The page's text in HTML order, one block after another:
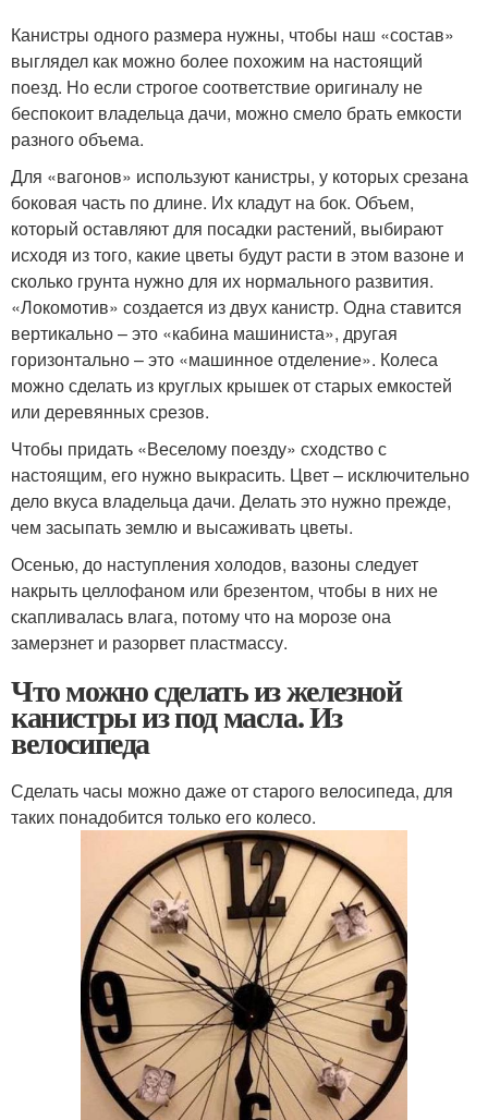
Канистры одного размера нужны, чтобы наш «состав»
выглядел как можно более похожим на настоящий
поезд. Но если строгое соответствие оригиналу не
беспокоит владельца дачи, можно смело брать емкости
разного объема.
Для «вагонов» используют канистры, у которых срезана
боковая часть по длине. Их кладут на бок. Объем,
который оставляют для посадки растений, выбирают
исходя из того, какие цветы будут расти в этом вазоне и
сколько грунта нужно для их нормального развития.
«Локомотив» создается из двух канистр. Одна ставится
вертикально – это «кабина машиниста», другая
горизонтально – это «машинное отделение». Колеса
можно сделать из круглых крышек от старых емкостей
или деревянных срезов.
Чтобы придать «Веселому поезду» сходство с
настоящим, его нужно выкрасить. Цвет – исключительно
дело вкуса владельца дачи. Делать это нужно прежде,
чем засыпать землю и высаживать цветы.
Осенью, до наступления холодов, вазоны следует
накрыть целлофаном или брезентом, чтобы в них не
скапливалась влага, потому что на морозе она
замерзнет и разорвет пластмассу.
Что можно сделать из железной
канистры из под масла. Из
велосипеда
Сделать часы можно даже от старого велосипеда, для
таких понадобится только его колесо.